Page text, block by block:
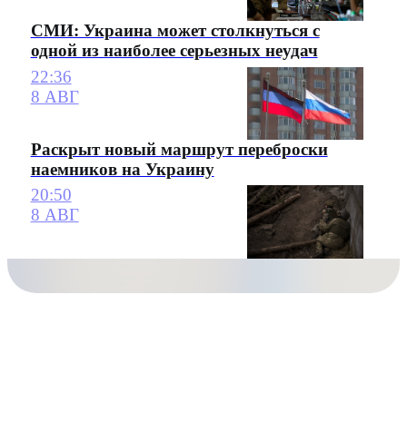
СМИ: Украина может столкнуться с
одной из наиболее серьезных неудач
22:36
8 АВГ
Раскрыт новый маршрут переброски
наемников на Украину
20:50
8 АВГ